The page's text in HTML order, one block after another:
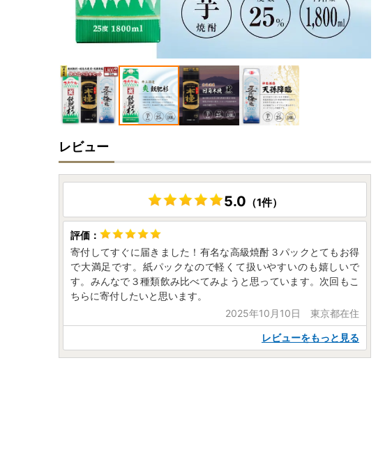
レビュー
5.0 （1件）
寄付してすぐに届きました！有名な高級焼酎３パックとてもお得
で大満足です。紙パックなので軽くて扱いやすいのも嬉しいで
す。みんなで３種類飲み比べてみようと思っています。次回もこ
ちらに寄付したいと思います。
2025年10月10日 東京都在住
レビューをもっと見る